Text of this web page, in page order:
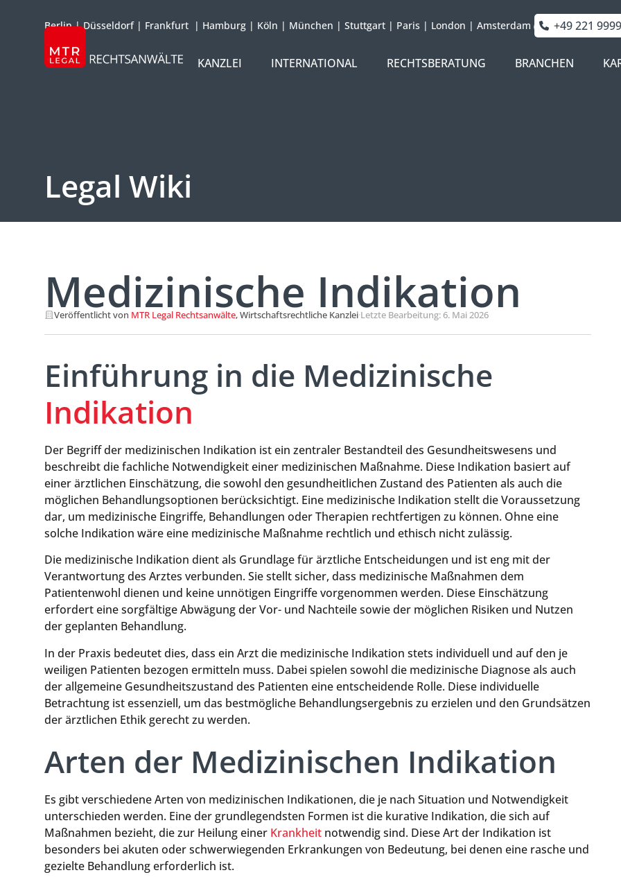
Berlin|Düsseldorf| Frankfurt | Hamburg | Köln | München | Stuttgart | Paris | London | Amsterdam +49 221
KANZLEI
INTERNATIONAL RECHTSBERATUNG BRANCHEN
Legal Wiki
Medizinische Indikation
Veröffentlicht von MTR Legal Rechtsanwälte, Wirtschaftsrechtliche Kanzlei·Letzte Bearbeitung: 6. Mai 2026
Einführung in die Medizinische
Indikation
Der Begriff der medizinischen Indikation ist ein zentraler Bestandteil des Gesundheitswesens und
beschreibt die fachliche Notwendigkeit einer medizinischen Maßnahme. Diese Indikation basiert auf
einer ärztlichen Einschätzung, die sowohl den gesundheitlichen Zustand des Patienten als auch die
möglichen Behandlungsoptionen berücksichtigt. Eine medizinische Indikation stellt die Voraussetzung
dar, um medizinische Eingriffe, Behandlungen oder Therapien rechtfertigen zu können. Ohne eine
solche Indikation wäre eine medizinische Maßnahme rechtlich und ethisch nicht zulässig.
Die medizinische Indikation dient als Grundlage für ärztliche Entscheidungen und ist eng mit der
Verantwortung des Arztes verbunden. Sie stellt sicher, dass medizinische Maßnahmen dem
Patientenwohl dienen und keine unnötigen Eingriffe vorgenommen werden. Diese Einschätzung
erfordert eine sorgfältige Abwägung der Vor- und Nachteile sowie der möglichen Risiken und Nutzen
der geplanten Behandlung.
In der Praxis bedeutet dies, dass ein Arzt die medizinische Indikation stets individuell und auf den je
weiligen Patienten bezogen ermitteln muss. Dabei spielen sowohl die medizinische Diagnose als auch
der allgemeine Gesundheitszustand des Patienten eine entscheidende Rolle. Diese individuelle
Betrachtung ist essenziell, um das bestmögliche Behandlungsergebnis zu erzielen und den Grundsätzen
der ärztlichen Ethik gerecht zu werden.
Arten der Medizinischen Indikation
Es gibt verschiedene Arten von medizinischen Indikationen, die je nach Situation und Notwendigkeit
unterschieden werden. Eine der grundlegendsten Formen ist die kurative Indikation, die sich auf
Maßnahmen bezieht, die zur Heilung einer Krankheit notwendig sind. Diese Art der Indikation ist
besonders bei akuten oder schwerwiegenden Erkrankungen von Bedeutung, bei denen eine rasche und
gezielte Behandlung erforderlich ist.